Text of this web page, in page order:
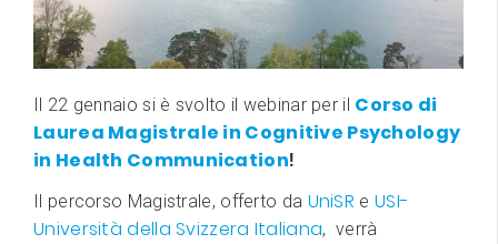
Il 22 gennaio si è svolto il webinar per il Corso di
Laurea Magistrale in Cognitive Psychology
in Health Communication!
Il percorso Magistrale, offerto da UniSR e USI-
Università della Svizzera Italiana, verrà